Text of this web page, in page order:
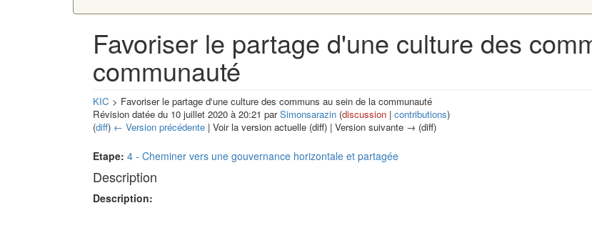
Favoriser le partage d'une culture des
communauté
KIC > Favoriser le partage d'une culture des communs au sein de la communauté
Révision datée du 10 juillet 2020 à 20:21 parSimonsarazin (discussion | contributions)
(diff) ← Version précédente | Voir la version actuelle (diff) | Version suivante → (diff)
Etape: 4 - Cheminer vers une gouvernance horizontale et partagée
Description
Description: